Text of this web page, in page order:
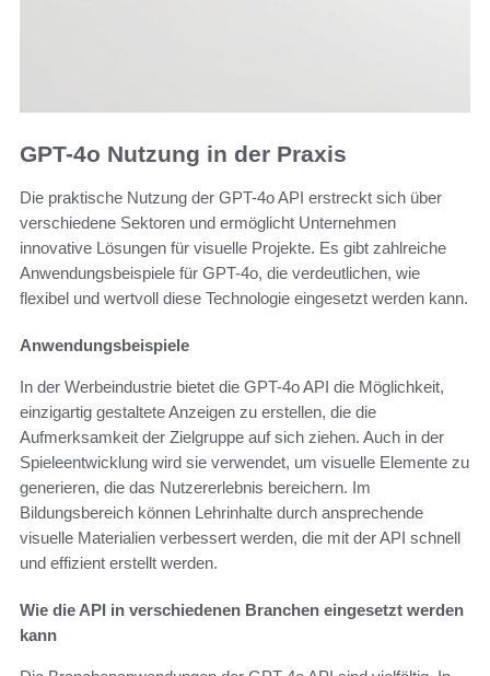
GPT-4o Nutzung in der Praxis
Die praktische Nutzung der GPT-4o API erstreckt sich über
verschiedene Sektoren und ermöglicht Unternehmen
innovative Lösungen für visuelle Projekte. Es gibt zahlreiche
Anwendungsbeispiele für GPT-4o, die verdeutlichen, wie
flexibel und wertvoll diese Technologie eingesetzt werden kann.
Anwendungsbeispiele
In der Werbeindustrie bietet die GPT-4o API die Möglichkeit,
einzigartig gestaltete Anzeigen zu erstellen, die die
Aufmerksamkeit der Zielgruppe auf sich ziehen. Auch in der
Spieleentwicklung wird sie verwendet, um visuelle Elemente zu
generieren, die das Nutzererlebnis bereichern. Im
Bildungsbereich können Lehrinhalte durch ansprechende
visuelle Materialien verbessert werden, die mit der API schnell
und effizient erstellt werden.
Wie die API in verschiedenen Branchen eingesetzt werden
kann